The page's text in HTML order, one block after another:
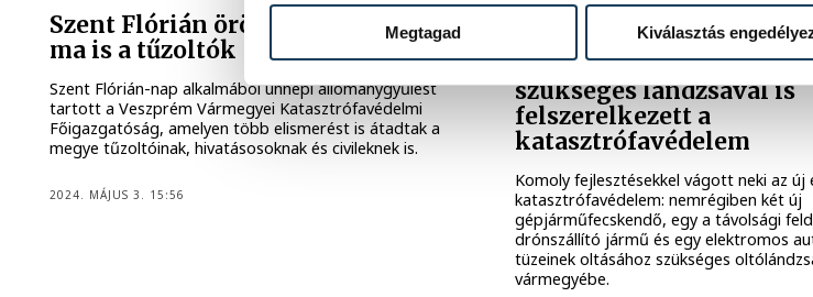
Megtagad Kiválasztás
Szent Flórián örökségét képviselik
ma is a tűzoltók
Szent Flórián-nap alkalmából ünnepi állománygyűlést
tartott a Veszprém Vármegyei Katasztrófavédelmi
Főigazgatóság, amelyen több elismerést is átadtak a
megye tűzoltóinak, hivatásosoknak és civileknek is.
2024. MÁJUS 3. 15:56
Korszerűbb
gépjárműfecskendőkkel
elektromos autók
szükséges lándzsával is
felszerelkezett a
katasztrófavédelem
Komoly fejlesztésekkel vágott neki az új
katasztrófavédelem: nemrégiben két új
gépjárműfecskendő, egy a távolsági
drónszállító jármű és egy elektromos
tüzeinek oltásához szükséges
vármegyébe.